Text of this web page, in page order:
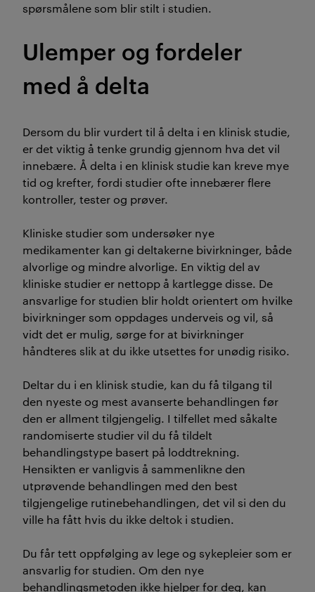
spørsmålene som blir stilt i studien.
Ulemper og fordeler
med å delta
​Dersom du blir vurdert til å delta i en klinisk studie,
er det viktig å tenke grundig gjennom hva det vil
innebære. Å delta i en klinisk studie kan kreve mye
tid og krefter, fordi studier ofte innebærer flere
kontroller, tester og prøver.
Kliniske studier som undersøker nye
medikamenter kan gi deltakerne bivirkninger, både
alvorlige og mindre alvorlige. En viktig del av
kliniske studier er nettopp å kartlegge disse. De
ansvarlige for studien blir holdt orientert om hvilke
bivirkninger som oppdages underveis og vil, så
vidt det er mulig, sørge for at bivirkninger
håndteres slik at du ikke utsettes for unødig risiko.
Deltar du i en klinisk studie, kan du få tilgang til
den nyeste og mest avanserte behandlingen før
den er allment tilgjengelig. I tilfellet med såkalte
randomiserte studier vil du få tildelt
behandlingstype basert på loddtrekning.
Hensikten er vanligvis å sammenlikne den
utprøvende behandlingen med den best
tilgjengelige rutinebehandlingen, det vil si den du
ville ha fått hvis du ikke deltok i studien.
Du får tett oppfølging av lege og sykepleier som er
ansvarlig for studien. Om den nye
behandlingsmetoden ikke hjelper for deg, kan